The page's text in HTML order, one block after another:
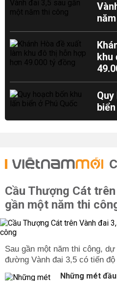
khu
Cầu Thượng Cát
gần một năm thi
Sau gần một năm thi công,
đường Vành đai 3,5 có tiến
Những mét